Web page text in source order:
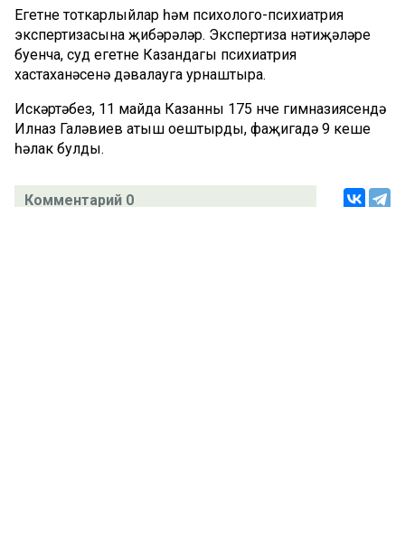
Егетне тоткарлыйлар һәм психолого-психиатрия
экспертизасына җибәрәләр. Экспертиза нәтиҗәләре
буенча, суд егетне Казандагы психиатрия
хастаханәсенә дәвалауга урнаштыра.
Искәртәбез, 11 майда Казанның 175 нче гимназиясендә
Илназ Галәвиев атыш оештырды, фаҗигадә 9 кеше
һәлак булды.
Комментарий 0